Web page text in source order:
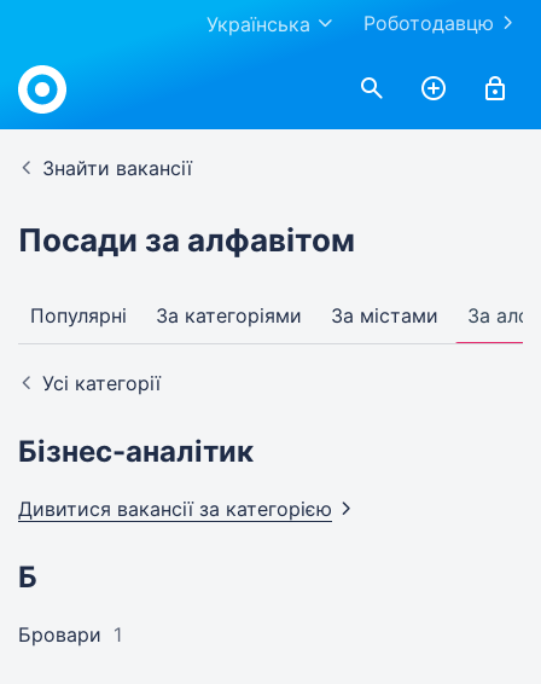
Роботодавцю
Українська
Знайти вакансії
Посади за алфавітом
Популярні За категоріями За містами За
Усі категорії
Бізнес-аналітик
Дивитися вакансії за категорією
Б
Бровари 1